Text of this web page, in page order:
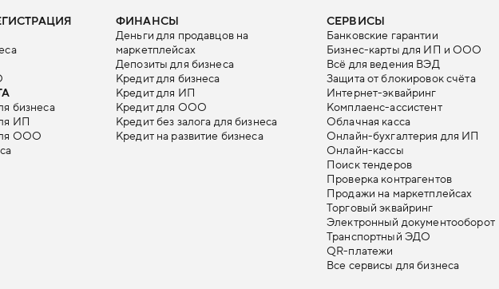
бизнеса
ИП
ООО
ФИНАНСЫ
Деньги для продавцов на
маркетплейсах
Депозиты для бизнеса
Кредит для бизнеса
Кредит для ИП
Кредит для ООО
Кредит без залога для бизнеса
Кредит на развитие бизнеса
СЕРВИСЫ
Банковские гарантии
Бизнес-карты для ИП и ООО
Всё для ведения ВЭД
Защита от блокировок счёта
Интернет-эквайринг
Комплаенс-ассистент
Облачная касса
Онлайн-бухгалтерия для ИП
Онлайн-кассы
Поиск тендеров
Проверка контрагентов
Продажи на маркетплейсах
Торговый эквайринг
Электронный документооборот
Транспортный ЭДО
QR-платежи
Все сервисы для бизнеса